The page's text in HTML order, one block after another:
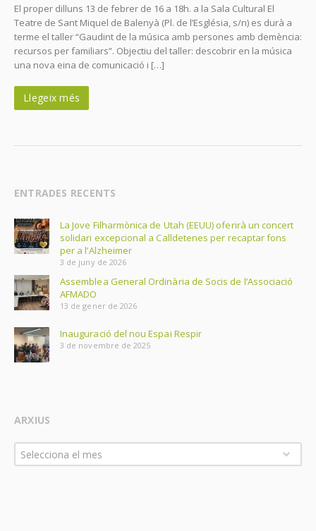
El proper dilluns 13 de febrer de 16 a 18h. a la Sala Cultural El
Teatre de Sant Miquel de Balenyà (Pl. de l’Església, s/n) es durà a
terme el taller “Gaudint de la música amb persones amb demència:
recursos per familiars”. Objectiu del taller: descobrir en la música
una nova eina de comunicació i […]
Llegeix més
ENTRADES RECENTS
La Jove Filharmònica de Utah (EEUU) oferirà un concert
solidari excepcional a Calldetenes per recaptar fons
per a l’Alzheimer
3 de juny de 2026
Assemblea General Ordinària de Socis de l’Associació
AFMADO
13 de gener de 2026
Inauguració del nou Espai Respir
3 de novembre de 2025
ARXIUS
Arxius
Selecciona el mes